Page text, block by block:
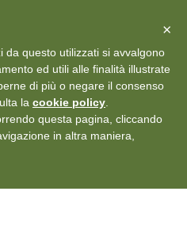
info@aceper.it Statuto
×
da questo utilizzati si avvalgono
ed utili alle finalità illustrate
di più o negare il consenso
la cookie policy
questa pagina, cliccando
in altra maniera,